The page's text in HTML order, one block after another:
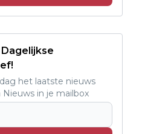
het laatste nieuws
in je mailbox